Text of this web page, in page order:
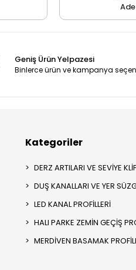
Geniş Ürün Yelpazesi
Binlerce ürün ve kampanya
Kategoriler
DERZ ARTILARI VE SEVİYE
DUŞ KANALLARI VE YER
LED KANAL PROFİLLERİ
HALI PARKE ZEMİN GEÇİŞ
MERDİVEN BASAMAK